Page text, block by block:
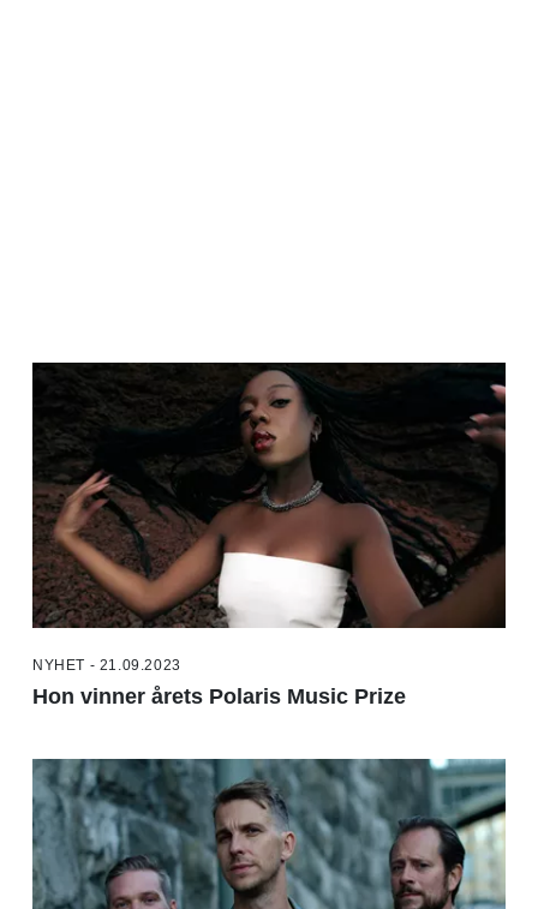
NYHET - 21.09.2023
Hon vinner årets Polaris Music Prize